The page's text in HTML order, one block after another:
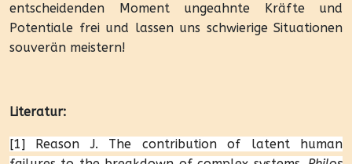
entscheidenden Moment ungeahnte Kräfte und
Potentiale frei und lassen uns schwierige Situationen
souverän meistern!
Literatur:
[1] Reason J. The contribution of latent human